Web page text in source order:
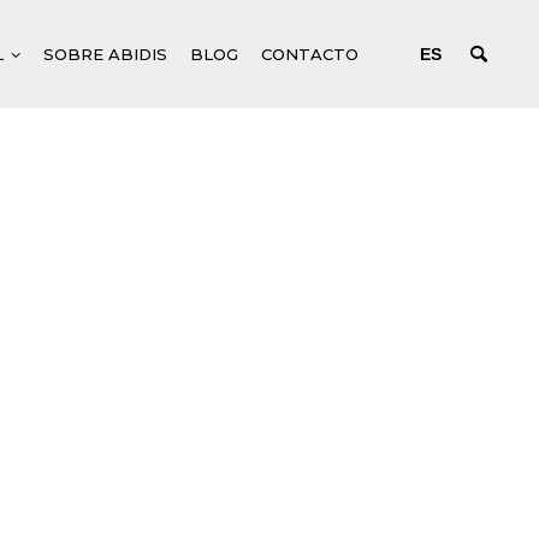
SOBRE ABIDIS BLOG CONTACTO ES